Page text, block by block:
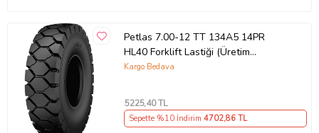
Petlas 7.00-12 TT 134A5 14PR
HL40 Forklift Lastiği (Üretim
Tarihi:2026)
Kargo Bedava
5225,40 TL
Sepette %10 İndirim 4702,86 TL